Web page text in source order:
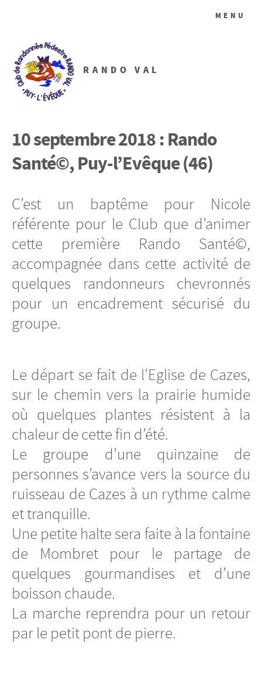
RANDO VAL
MENU
10 septembre 2018 : Rando
Santé©, Puy-l’Evêque (46)
C’est un baptême pour Nicole
référente pour le Club que d’animer
cette première Rando Santé©,
accompagnée dans cette activité de
quelques randonneurs chevronnés
pour un encadrement sécurisé du
groupe.
Le départ se fait de l’Eglise de Cazes,
sur le chemin vers la prairie humide
où quelques plantes résistent à la
chaleur de cette fin d’été.
Le groupe d’une quinzaine de
personnes s’avance vers la source du
ruisseau de Cazes à un rythme calme
et tranquille.
Une petite halte sera faite à la fontaine
de Mombret pour le partage de
quelques gourmandises et d’une
boisson chaude.
La marche reprendra pour un retour
par le petit pont de pierre.